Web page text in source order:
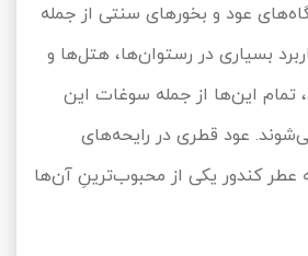
عود و بخورهای سنتی از جمله
بسیاری در رستوان‌ها، هتل‌ها و
تمام این‌ها از جمله سوغات این
عود قطری در رایحه‌های
عطر کندور یکی از محبوب‌ترینِ آن‌ها